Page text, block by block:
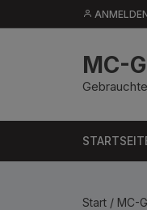
Inhalt
MC-
Start / MC-